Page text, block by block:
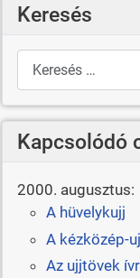
Keresés
Keresés
Kapcsolódó
2000. augusztus:
A hüvelykujj
A kézközép-
Az ujjtövek